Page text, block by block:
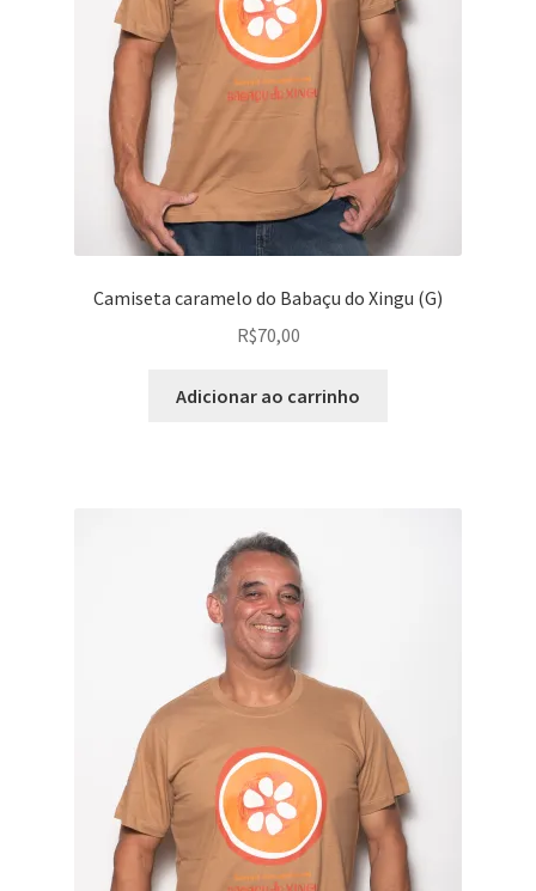
Camiseta caramelo do Babaçu do Xingu (G)
R$70,00
Adicionar ao carrinho